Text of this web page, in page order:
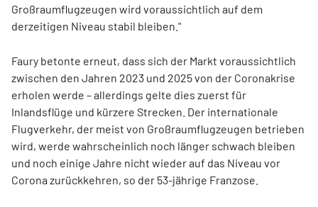
Großraumflugzeugen wird voraussichtlich auf dem
derzeitigen Niveau stabil bleiben."
Faury betonte erneut, dass sich der Markt voraussichtlich
zwischen den Jahren 2023 und 2025 von der Coronakrise
erholen werde – allerdings gelte dies zuerst für
Inlandsflüge und kürzere Strecken. Der internationale
Flugverkehr, der meist von Großraumflugzeugen betrieben
wird, werde wahrscheinlich noch länger schwach bleiben
und noch einige Jahre nicht wieder auf das Niveau vor
Corona zurückkehren, so der 53-jährige Franzose.